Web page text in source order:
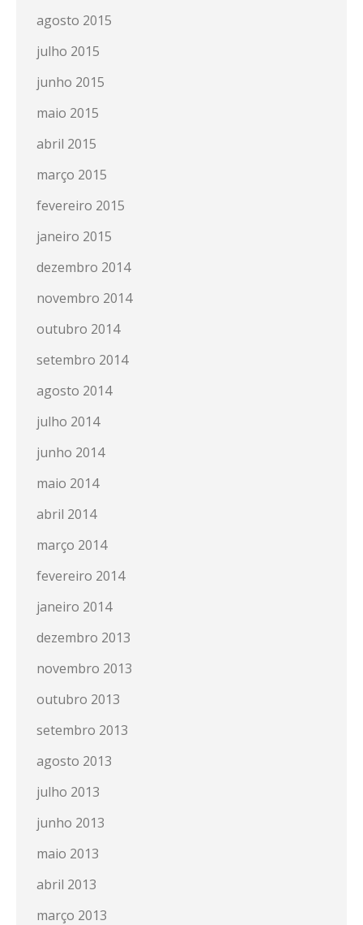
agosto 2015
julho 2015
junho 2015
maio 2015
abril 2015
março 2015
fevereiro 2015
janeiro 2015
dezembro 2014
novembro 2014
outubro 2014
setembro 2014
agosto 2014
julho 2014
junho 2014
maio 2014
abril 2014
março 2014
fevereiro 2014
janeiro 2014
dezembro 2013
novembro 2013
outubro 2013
setembro 2013
agosto 2013
julho 2013
junho 2013
maio 2013
abril 2013
março 2013